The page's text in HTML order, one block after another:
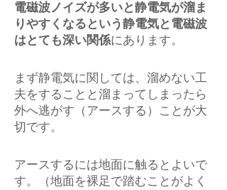
電磁波ノイズが多いと静電気が溜ま
りやすくなるという静電気と電磁波
はとても深い関係にあります。
まず静電気に関しては、溜めない工
夫をすることと溜まってしまったら
外へ逃がす（アースする）ことが大
切です。
アースするには地面に触るとよいで
す。（地面を裸足で踏むことがよく